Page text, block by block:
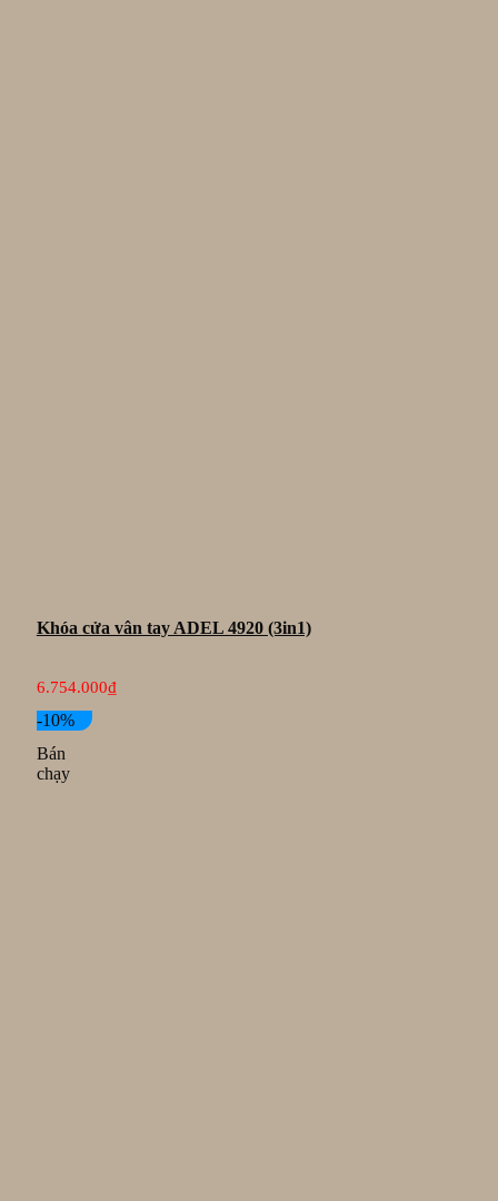
Khóa cửa vân tay ADEL 4920 (3in1)
6.754.000₫
-10%
Bán
chạy